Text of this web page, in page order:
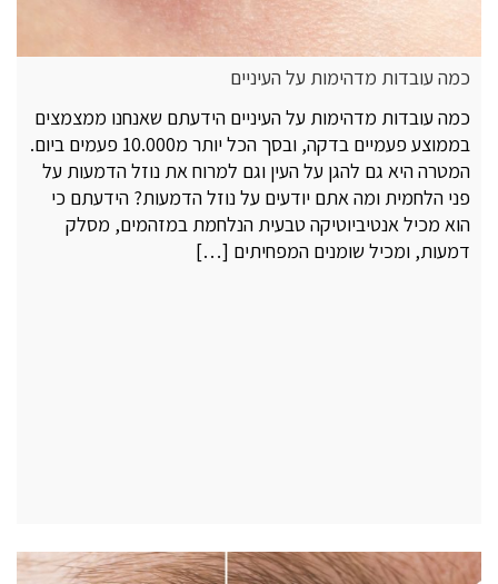
כמה עובדות מדהימות על העיניים
כמה עובדות מדהימות על העיניים הידעתם שאנחנו ממצמצים
בממוצע פעמיים בדקה, ובסך הכל יותר מ10.000 פעמים ביום.
המטרה היא גם להגן על העין וגם למרוח את נוזל הדמעות על
פני הלחמית ומה אתם יודעים על נוזל הדמעות? הידעתם כי
הוא מכיל אנטיביוטיקה טבעית הנלחמת במזהמים, מסלק
דמעות, ומכיל שומנים המפחיתים […]